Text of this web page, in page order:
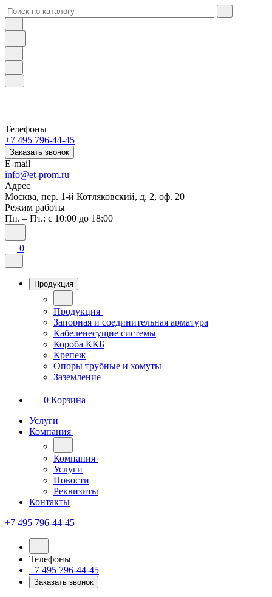
Телефоны
+7 495 796-44-45
Заказать звонок
E-mail
info@et-prom.ru
Адрес
Москва, пер. 1-й Котляковский, д. 2, оф. 20
Режим работы
Пн. – Пт.: с 10:00 до 18:00
0
Продукция
Продукция
Запорная и соединительная арматура
Кабеленесущие системы
Короба ККБ
Крепеж
Опоры трубные и хомуты
Заземление
0 Корзина
Услуги
Компания
Компания
Услуги
Новости
Реквизиты
Контакты
+7 495 796-44-45
Телефоны
+7 495 796-44-45
Заказать звонок